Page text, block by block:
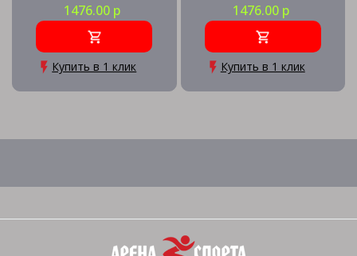
1476.00 р
Купить в 1 клик
1476.00 р
Купить в 1 клик